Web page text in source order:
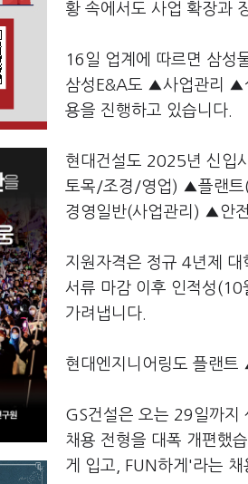
황 속에서도 사업 확장과
16일 업계에 따르면 삼성
삼성E&A도 ▲사업관리 ▲
용을 진행하고 있습니다.
현대건설도 2025년 신입
토목/조경/영업) ▲플랜
경영일반(사업관리) ▲안
지원자격은 정규 4년제
서류 마감 이후 인적성
가려냅니다.
현대엔지니어링도 플랜
GS건설은 오는 29일까지
채용 전형을 대폭 개편했
게 입고, FUN하게'라는 채